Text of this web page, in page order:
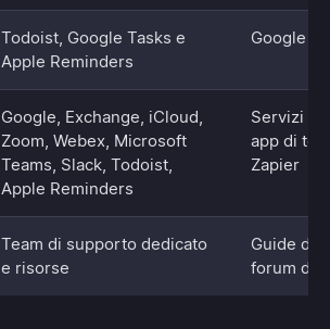
Todoist, Google Tasks e
Apple Reminders
Google
Google, Exchange, iCloud,
Zoom, Webex, Microsoft
Teams, Slack, Todoist,
Apple Reminders
Servizi
app di
Zapier
Team di supporto dedicato
e risorse
Guide di
forum